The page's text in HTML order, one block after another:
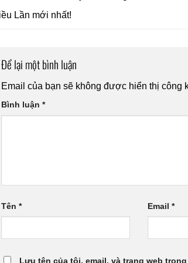
Lần mới nhất!
Để lại một bình luận
Email của bạn sẽ không được hiển thị công
Bình luận *
Tên * Email*
Lưu tên của tôi, email, và trang web